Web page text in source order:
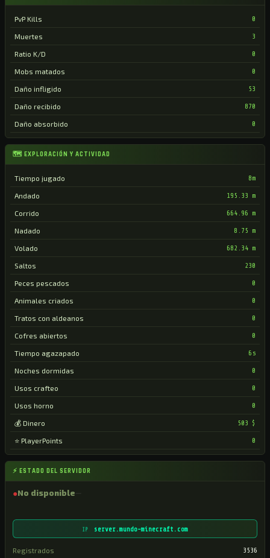
⚡ ESTADO DEL SERVIDOR
●No disponible
IP server.mundo-minecraft.com
Registrados 3536
PvP Kills 0
Muertes 3
Ratio K/D 0
Mobs matados 0
Daño infligido 53
Daño recibido 870
Daño absorbido 0
🗺 EXPLORACIÓN Y ACTIVIDAD
Tiempo jugado 8m
Andado 195.33 m
Corrido 664.96 m
Nadado 8.75 m
Volado 682.34 m
Saltos 230
Peces pescados 0
Animales criados 0
Tratos con aldeanos 0
Cofres abiertos 0
Tiempo agazapado 6s
Noches dormidas 0
Usos crafteo 0
Usos horno 0
💰 Dinero 503 $
⭐ PlayerPoints 0